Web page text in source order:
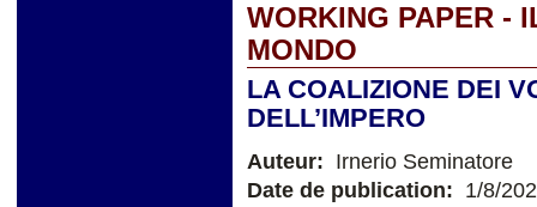
WORKING PAPER -
MONDO
LA COALIZIONE DEI
DELL’IMPERO
Auteur: Irnerio Seminatore
Date de publication: 1/8/